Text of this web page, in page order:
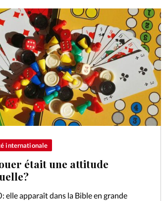
internationale
était une attitude
: elle apparaît dans la Bible en grande